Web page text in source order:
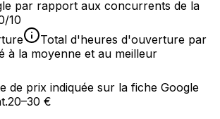
par rapport aux concurrents de la
10
Total d'heures d'ouverture par
à la moyenne et au meilleur
de prix indiquée sur la fiche Google
20–30 €